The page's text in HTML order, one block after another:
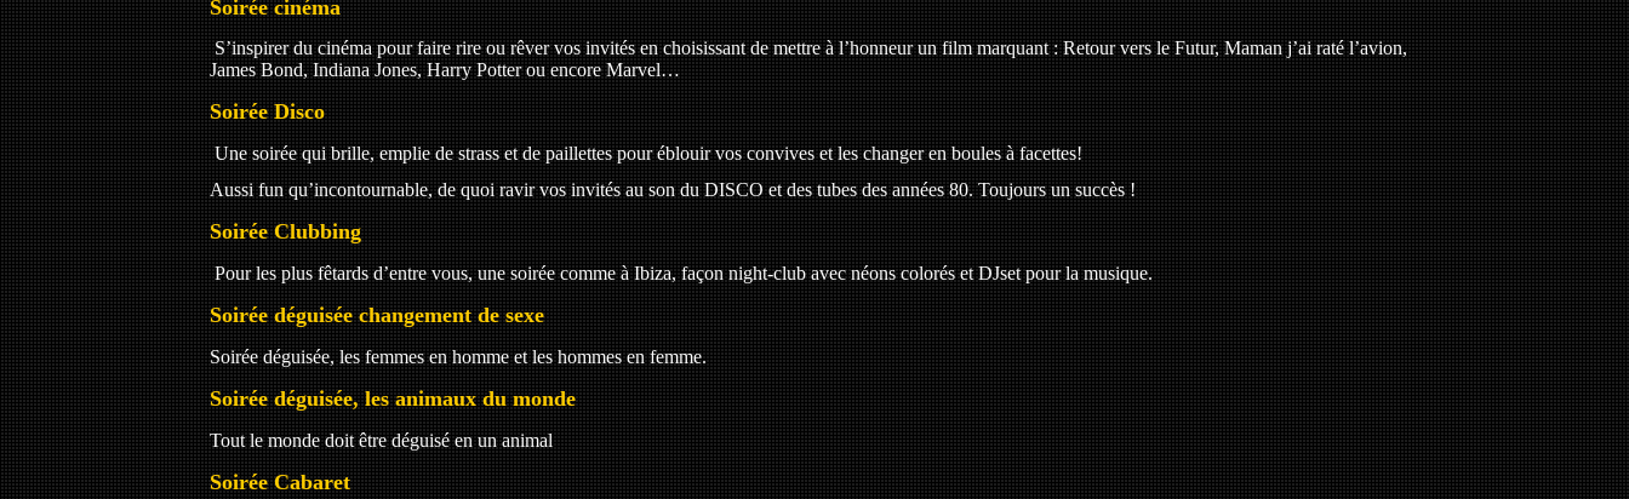
Soirée cinéma
S’inspirer du cinéma pour faire rire ou rêver vos invités en choisissant de mettre à l’honneur un film marquant : Retour vers le Futur, Maman j’ai raté l’avion,
James Bond, Indiana Jones, Harry Potter ou encore Marvel…
Soirée Disco
Une soirée qui brille, emplie de strass et de paillettes pour éblouir vos convives et les changer en boules à facettes!
Aussi fun qu’incontournable, de quoi ravir vos invités au son du DISCO et des tubes des années 80. Toujours un succès !
Soirée Clubbing
Pour les plus fêtards d’entre vous, une soirée comme à Ibiza, façon night-club avec néons colorés et DJset pour la musique.
Soirée déguisée changement de sexe
Soirée déguisée, les femmes en homme et les hommes en femme.
Soirée déguisée, les animaux du monde
Tout le monde doit être déguisé en un animal
Soirée Cabaret